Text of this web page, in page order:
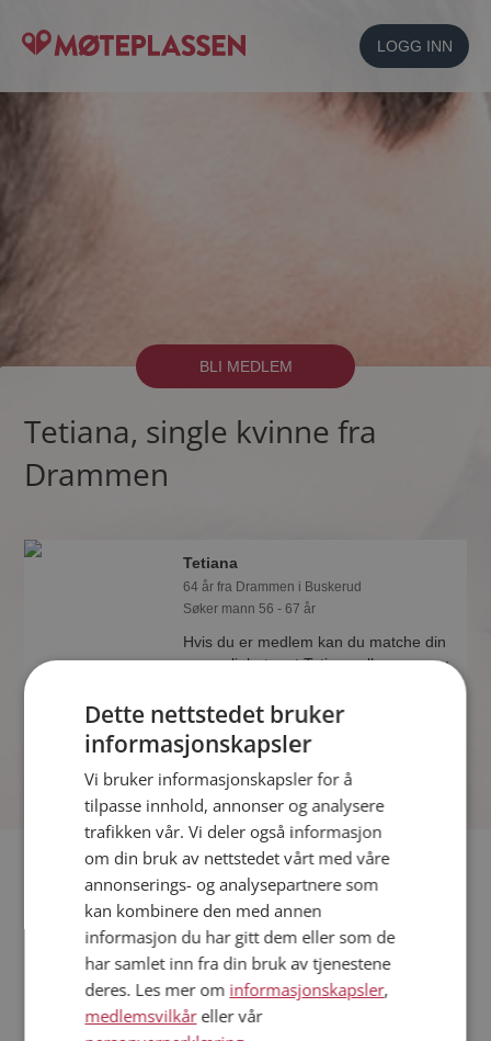
LOGG INN
BLI MEDLEM
Tetiana, single kvinne fra
Drammen
Tetiana
64 år fra Drammen i Buskerud
Søker mann 56 - 67 år
Hvis du er medlem kan du matche din
personlighet mot Tetiana eller noen av
sammen som hånd i hanske?
Fler single
Flere singlekvinner fra Drammen: Anne,Wenche Bergan
Dette nettstedet bruker
informasjonskapsler
Vi bruker informasjonskapsler for å
tilpasse innhold, annonser og analysere
trafikken vår. Vi deler også informasjon
om din bruk av nettstedet vårt med våre
annonserings- og analysepartnere som
kan kombinere den med annen
informasjon du har gitt dem eller som de
har samlet inn fra din bruk av tjenestene
deres. Les mer om informasjonskapsler,
medlemsvilkåreller vår